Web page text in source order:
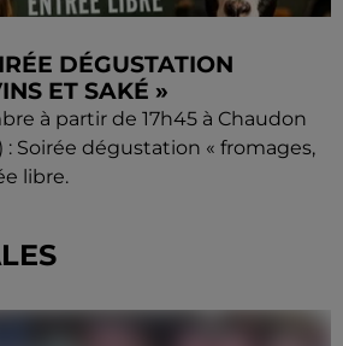
DÉGUSTATION
ET SAKÉ »
à partir de 17h45 à Chaudon
: Soirée dégustation « fromages,
libre.